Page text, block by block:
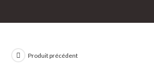
Produit précédent